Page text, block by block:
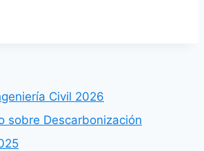
Civil 2026
sobre Descarbonización